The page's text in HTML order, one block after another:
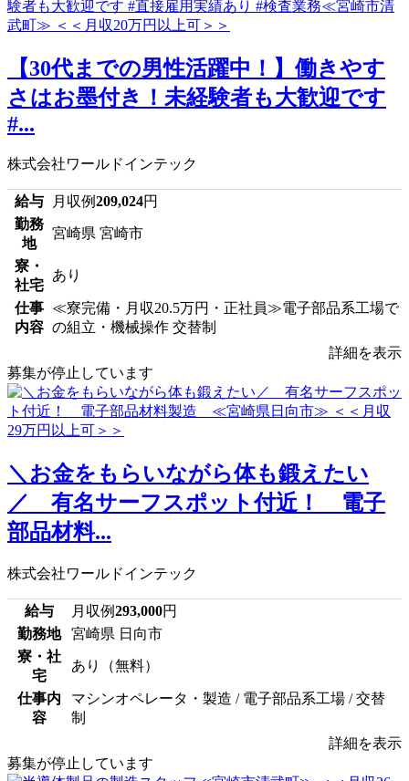
【30代までの男性活躍中！】働きやす
さはお墨付き！未経験者も大歓迎です
#...
株式会社ワールドインテック
給与 月収例209,024円
勤務
地
宮崎県 宮崎市
寮・
社宅
あり
仕事
内容
≪寮完備・月収20.5万円・正社員≫電子部品系工場で
の組立・機械操作 交替制
詳細を表示
募集が停止しています
＼お金をもらいながら体も鍛えたい
／ 有名サーフスポット付近！ 電子
部品材料...
株式会社ワールドインテック
給与 月収例293,000円
勤務地
宮崎県 日向市
寮・社
宅
あり（無料）
仕事内
容
マシンオペレータ・製造 / 電子部品系工場 / 交替
制
詳細を表示
募集が停止しています